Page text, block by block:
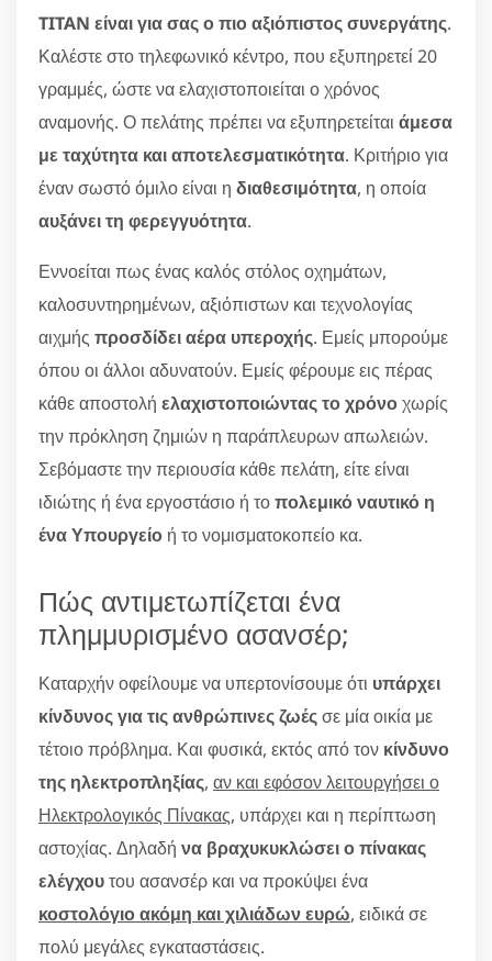
TITAN είναι για σας ο πιο αξιόπιστος συνεργάτης.
Καλέστε στο τηλεφωνικό κέντρο, που εξυπηρετεί 20
γραμμές, ώστε να ελαχιστοποιείται ο χρόνος
αναμονής. Ο πελάτης πρέπει να εξυπηρετείται άμεσα
με ταχύτητα και αποτελεσματικότητα. Κριτήριο για
έναν σωστό όμιλο είναι η διαθεσιμότητα, η οποία
αυξάνει τη φερεγγυότητα.
Εννοείται πως ένας καλός στόλος οχημάτων,
καλοσυντηρημένων, αξιόπιστων και τεχνολογίας
αιχμής προσδίδει αέρα υπεροχής. Εμείς μπορούμε
όπου οι άλλοι αδυνατούν. Εμείς φέρουμε εις πέρας
κάθε αποστολή ελαχιστοποιώντας το χρόνοχωρίς
την πρόκληση ζημιών η παράπλευρων απωλειών.
Σεβόμαστε την περιουσία κάθε πελάτη, είτε είναι
ιδιώτης ή ένα εργοστάσιο ή τοπολεμικό ναυτικό η
ένα Υπουργείο ή το νομισματοκοπείο κα.
Πώς αντιμετωπίζεται ένα
πλημμυρισμένο ασανσέρ;
Καταρχήν οφείλουμε να υπερτονίσουμε ότι υπάρχει
κίνδυνος για τις ανθρώπινες ζωέςσε μία οικία με
τέτοιο πρόβλημα. Και φυσικά, εκτός από τον κίνδυνο
της ηλεκτροπληξίας, αν και εφόσον λειτουργήσει ο
Ηλεκτρολογικός Πίνακας, υπάρχει και η περίπτωση
αστοχίας. Δηλαδή να βραχυκυκλώσει ο πίνακας
ελέγχουτου ασανσέρ και να προκύψει ένα
κοστολόγιο ακόμη και χιλιάδων ευρώ, ειδικά σε
πολύ μεγάλες εγκαταστάσεις.